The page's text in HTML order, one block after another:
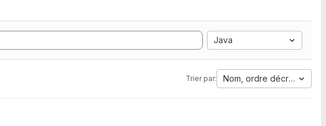
Java
Trier par: Nom, ordre décroissant